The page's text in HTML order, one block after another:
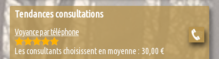
Tendances consultations
Voyance par téléphone
Rated4.85
Les consultants choisissent en moyenne : 30,00 €